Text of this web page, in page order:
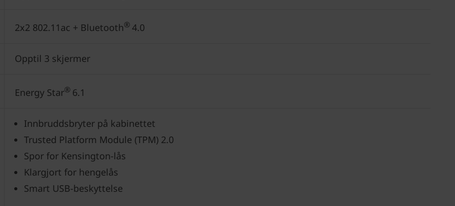
2x2 802.11ac + Bluetooth® 4.0
Opptil 3 skjermer
Energy Star® 6.1
Innbruddsbryter på kabinettet
Trusted Platform Module (TPM) 2.0
Spor for Kensington-lås
Klargjort for hengelås
Smart USB-beskyttelse